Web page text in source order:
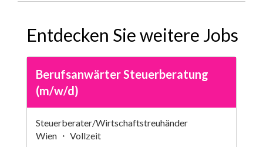
Entdecken Sie weitere Jobs
Berufsanwärter Steuerberatung
(m/w/d)
Steuerberater/Wirtschaftstreuhänder
Wien ・ Vollzeit